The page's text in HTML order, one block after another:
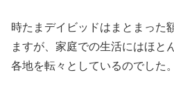
時たまデイビッドはまとまった
ますが、家庭での生活にはほと
各地を転々としているのでした。